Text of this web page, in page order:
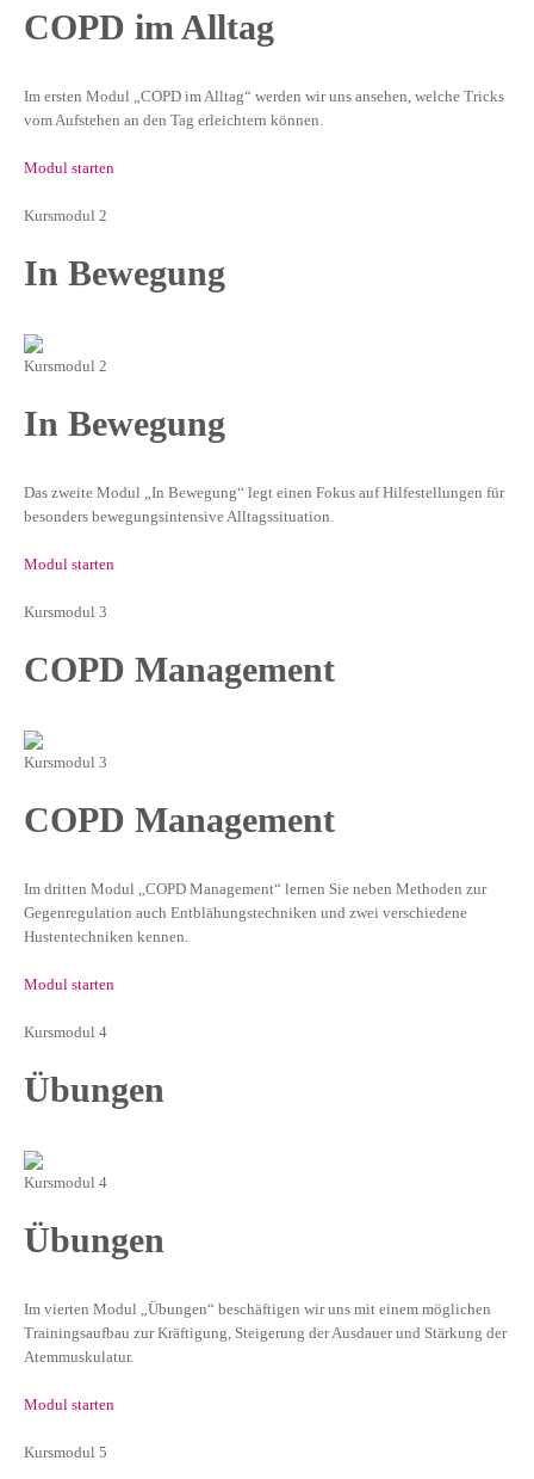
COPD im Alltag
Im ersten Modul „COPD im Alltag“ werden wir uns ansehen, welche Tricks
vom Aufstehen an den Tag erleichtern können.
Modul starten
Kursmodul 2
In Bewegung
Kursmodul 2
In Bewegung
Das zweite Modul „In Bewegung“ legt einen Fokus auf Hilfestellungen für
besonders bewegungsintensive Alltagssituation.
Modul starten
Kursmodul 3
COPD Management
Kursmodul 3
COPD Management
Im dritten Modul „COPD Management“ lernen Sie neben Methoden zur
Gegenregulation auch Entblähungstechniken und zwei verschiedene
Hustentechniken kennen.
Modul starten
Kursmodul 4
Übungen
Kursmodul 4
Übungen
Im vierten Modul „Übungen“ beschäftigen wir uns mit einem möglichen
Trainingsaufbau zur Kräftigung, Steigerung der Ausdauer und Stärkung der
Atemmuskulatur.
Modul starten
Kursmodul 5